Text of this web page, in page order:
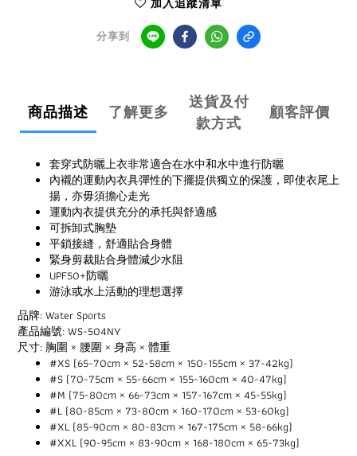
分享到
商品描述 了解更多
送貨及付
款方式
顧客評價
套穿式防曬上衣非常適合在水中和水中進行防曬
內襯的運動內衣具彈性的下擺提供獨立的保護，即使衣尾上
揚，亦毋須擔心走光
運動內衣提供充分的承托與舒適感
可拆卸式胸墊
平鎖接縫，舒適貼合身體
緊身剪裁貼合身體減少水阻
UPF50+防曬
游泳或水上活動的理想選擇
品牌: Water Sports
產品編號: WS-504NY
尺寸: 胸圍 × 腰圍 × 身高 × 體重
#XS (65-70cm × 52-58cm × 150-155cm × 37-42kg)
#S (70-75cm × 55-66cm × 155-160cm × 40-47kg)
#M (75-80cm × 66-73cm × 157-167cm × 45-55kg)
#L (80-85cm × 73-80cm × 160-170cm × 53-60kg)
#XL (85-90cm × 80-83cm × 167-175cm × 58-66kg)
#XXL (90-95cm × 83-90cm × 168-180cm × 65-73kg)